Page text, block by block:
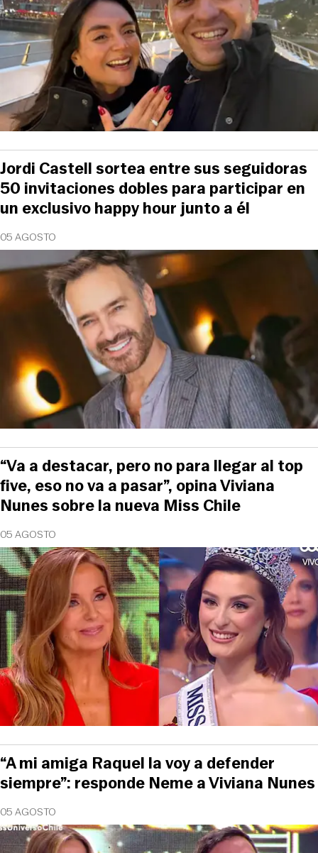
05 AGOSTO
Jordi Castell sortea entre sus seguidoras
50 invitaciones dobles para participar en
un exclusivo happy hour junto a él
05 AGOSTO
“Va a destacar, pero no para llegar al top
five, eso no va a pasar”, opina Viviana
Nunes sobre la nueva Miss Chile
05 AGOSTO
“A mi amiga Raquel la voy a defender
siempre”: responde Neme a Viviana Nunes